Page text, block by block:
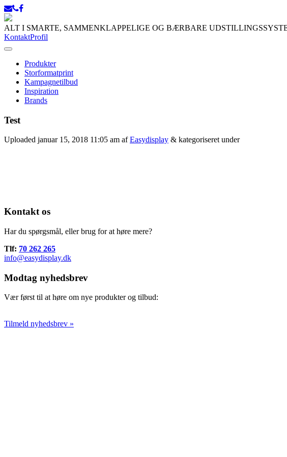
ALT I SMARTE, SAMMENKLAPPELIGE OG BÆRBARE
KontaktProfil
Produkter
Storformatprint
Kampagnetilbud
Inspiration
Brands
Test
Uploaded januar 15, 2018 11:05 am afEasydisplay & kategoriseret under
Kontakt os
Har du spørgsmål, eller brug for at høre mere?
Tlf: 70 262 265
info@easydisplay.dk
Modtag nyhedsbrev
Vær først til at høre om nye produkter og tilbud:
Tilmeld nyhedsbrev »